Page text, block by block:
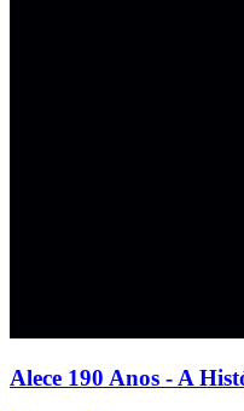
Alece 190 Anos - A